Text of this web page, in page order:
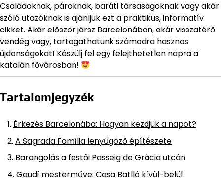
Családoknak, pároknak, baráti társaságoknak vagy akár
szóló utazóknak is ajánljuk ezt a praktikus, informatív
cikket. Akár először jársz Barcelonában, akár visszatérő
vendég vagy, tartogathatunk számodra hasznos
újdonságokat! Készülj fel egy felejthetetlen napra a
katalán fővárosban!
Tartalomjegyzék
Érkezés Barcelonába: Hogyan kezdjük a napot?
A Sagrada Família lenyűgöző építészete
Barangolás a festői Passeig de Gràcia utcán
Gaudí mesterműve: Casa Batlló kívül-belül